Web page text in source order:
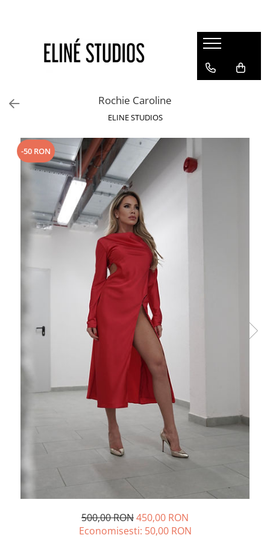
Best Sellers
Rochii
Pantaloni
Fuste
Topuri
Jachete
Paltoane
Rochie Caroline
ELINE STUDIOS
-50 RON
500,00 RON450,00 RON
Economisesti: 50,00 RON